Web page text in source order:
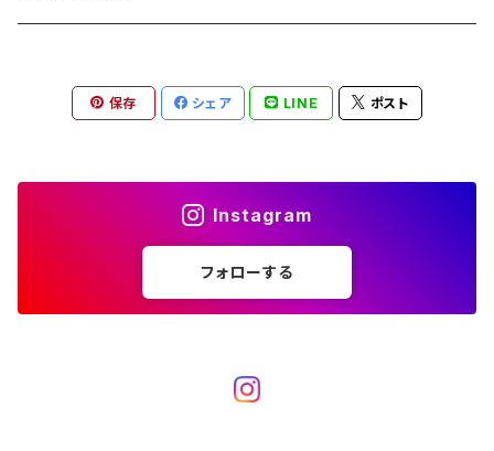
BROOKLYN WORKS
ヘッドライト／ランタン
アクセサリー
アクセサリー
七輪、グリル
ガスストーブ
斧、鉈
クッキングギア
バーナー／ストーブ
カトラリー
コンテナ、ギアケース
フットウェア
アクセサリー
保存 シェア LINE ポスト
Instagram
フォローする